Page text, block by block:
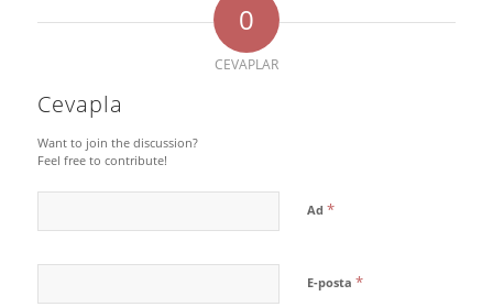
0
CEVAPLAR
Cevapla
Want to join the discussion?
Feel free to contribute!
Ad *
E-posta *